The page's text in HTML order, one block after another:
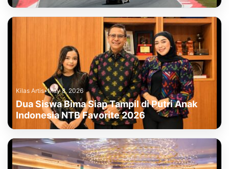
Kilas Artis•May 8, 2026
Dua Siswa Bima Siap Tampil di Putri Anak
Indonesia NTB Favorite 2026